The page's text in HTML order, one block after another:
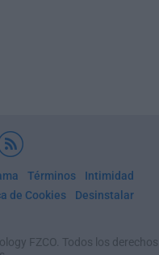
Términos
Intimidad
de Cookies
Desinstalar
FZCO. Todos los derechos